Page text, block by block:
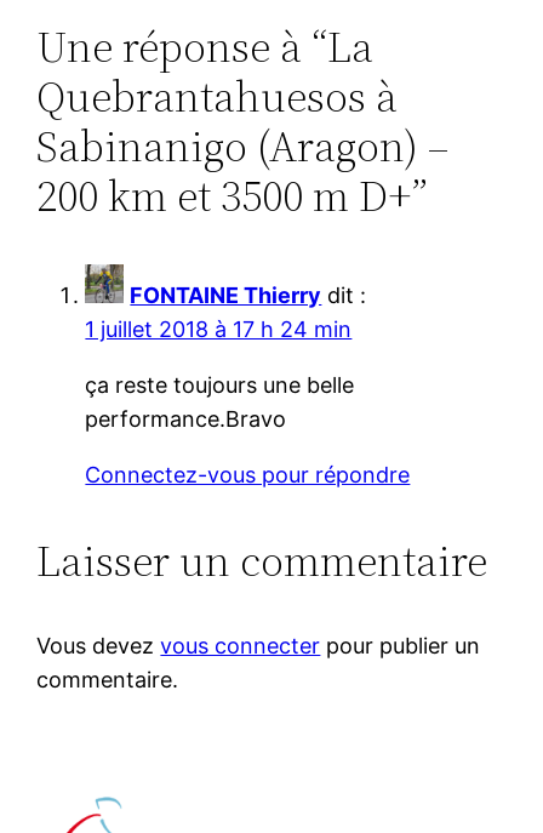
Une réponse à “La
Quebrantahuesos à
Sabinanigo (Aragon) –
200 km et 3500 m D+”
FONTAINE Thierry dit :
1 juillet 2018 à 17 h 24 min
ça reste toujours une belle
performance.Bravo
Connectez-vous pour répondre
Laisser un commentaire
Vous devezvous connecter pour publier un
commentaire.